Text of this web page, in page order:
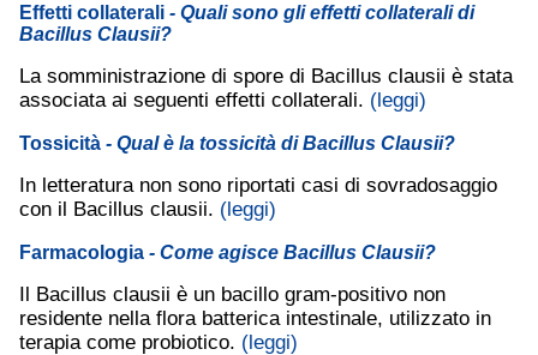
Effetti collaterali - Quali sono gli effetti collaterali di
Bacillus Clausii?
La somministrazione di spore di Bacillus clausii è stata
associata ai seguenti effetti collaterali. (leggi)
Tossicità - Qual è la tossicità di Bacillus Clausii?
In letteratura non sono riportati casi di sovradosaggio
con il Bacillus clausii. (leggi)
Farmacologia - Come agisce Bacillus Clausii?
Il Bacillus clausii è un bacillo gram-positivo non
residente nella flora batterica intestinale, utilizzato in
terapia come probiotico. (leggi)